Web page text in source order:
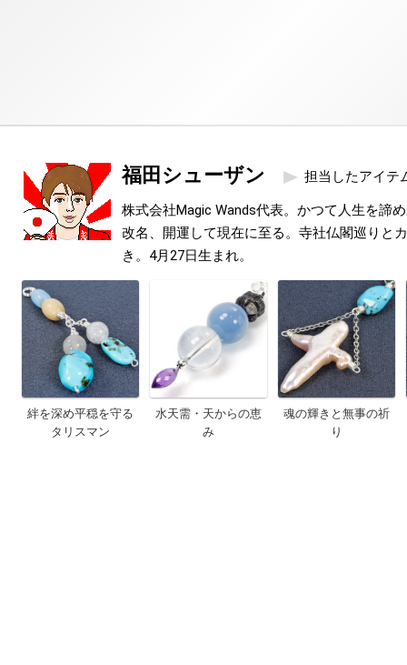
福田シューザン 担当したアイテ
株式会社Magic Wands代表。かつて人生を諦
改名、開運して現在に至る。寺社仏閣巡りと
き。4月27日生まれ。
絆を深め平穏を守る
タリスマン
水天需・天からの恵
み
魂の輝きと無事の祈
り